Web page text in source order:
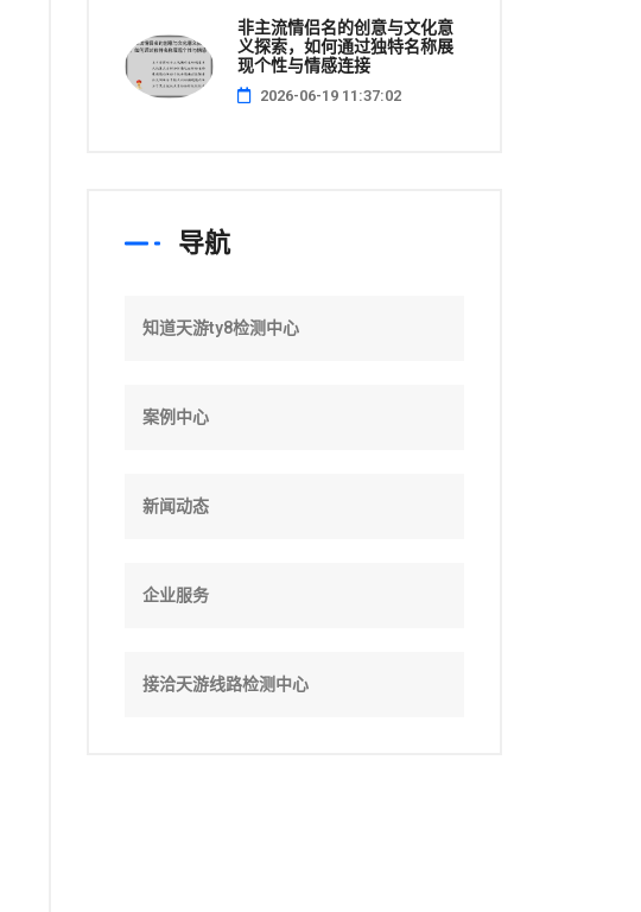
非主流情侣名的创意与文化意
义探索，如何通过独特名称展
现个性与情感连接
2026-06-19 11:37:02
导航
知道天游ty8检测中心
案例中心
新闻动态
企业服务
接洽天游线路检测中心